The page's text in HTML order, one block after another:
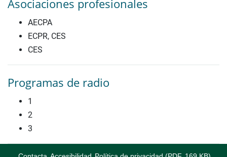
Asociaciones profesionales
AECPA
ECPR, CES
CES
Programas de radio
1
2
3